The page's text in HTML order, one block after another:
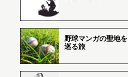
野球マンガの聖地を
巡る旅